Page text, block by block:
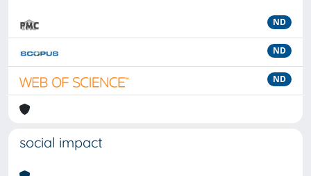
ND
ND
ND
social impact